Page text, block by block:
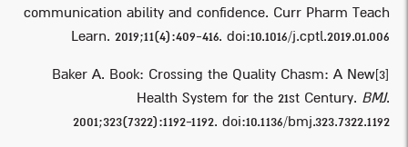
communication ability and confidence. Curr Pharm Teach
Learn. 2019;11(4):409-416. doi:10.1016/j.cptl.2019.01.006
[3]
Baker A. Book: Crossing the Quality Chasm: A New
Health System for the 21st Century. BMJ.
2001;323(7322):1192-1192. doi:10.1136/bmj.323.7322.1192